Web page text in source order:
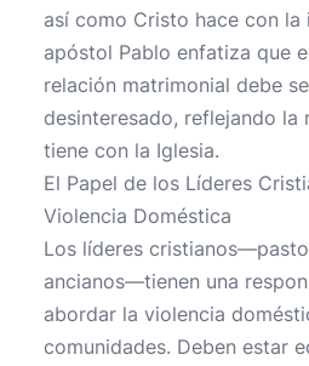
así como Cristo hace con la
apóstol Pablo enfatiza que
relación matrimonial debe
desinteresado, reflejando la
tiene con la Iglesia.
El Papel de los Líderes
Violencia Doméstica
Los líderes
ancianos—tienen una
abordar la violencia
comunidades. Deben estar